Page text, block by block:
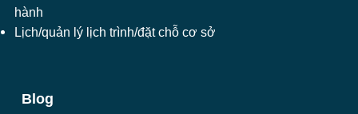
hành
Lịch/quản lý lịch trình/đặt chỗ cơ sở
Blog